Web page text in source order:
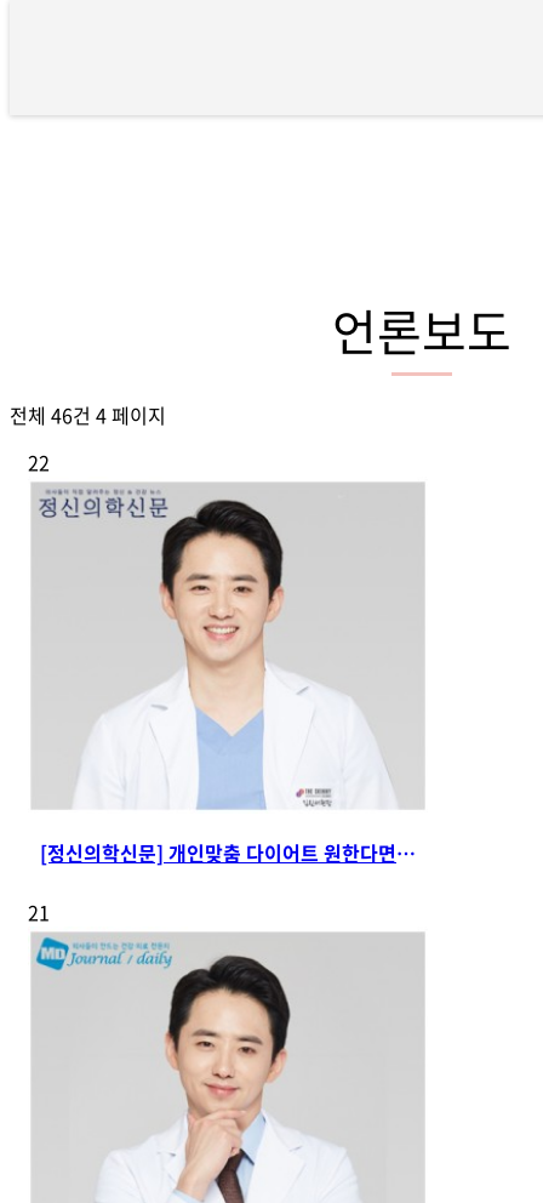
언론보도
전체 46건 4 페이지
22
[정신의학신문] 개인맞춤 다이어트 원한다면 '메디컬PT…
21